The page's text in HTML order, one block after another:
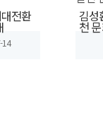
전환
14
김성
천